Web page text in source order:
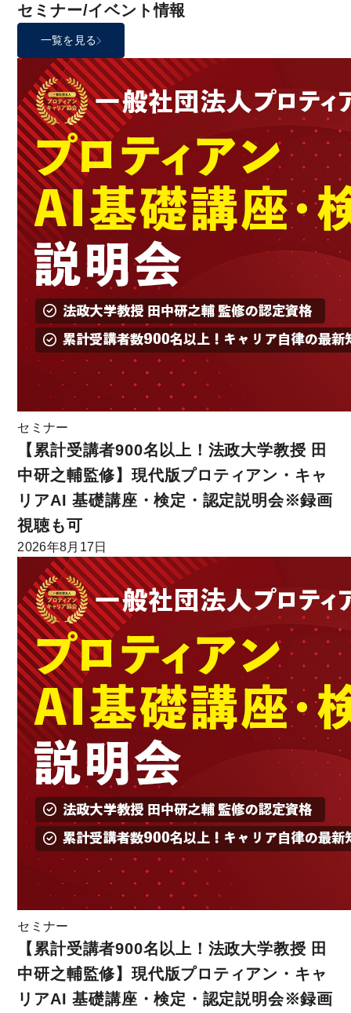
セミナー/イベント情報
一覧を見る
セミナー
【累計受講者900名以上！法政大学教授 田
中研之輔監修】現代版プロティアン・キャ
リアAI 基礎講座・検定・認定説明会※録画
視聴も可
2026年8月17日
セミナー
【累計受講者900名以上！法政大学教授 田
中研之輔監修】現代版プロティアン・キャ
リアAI 基礎講座・検定・認定説明会※録画